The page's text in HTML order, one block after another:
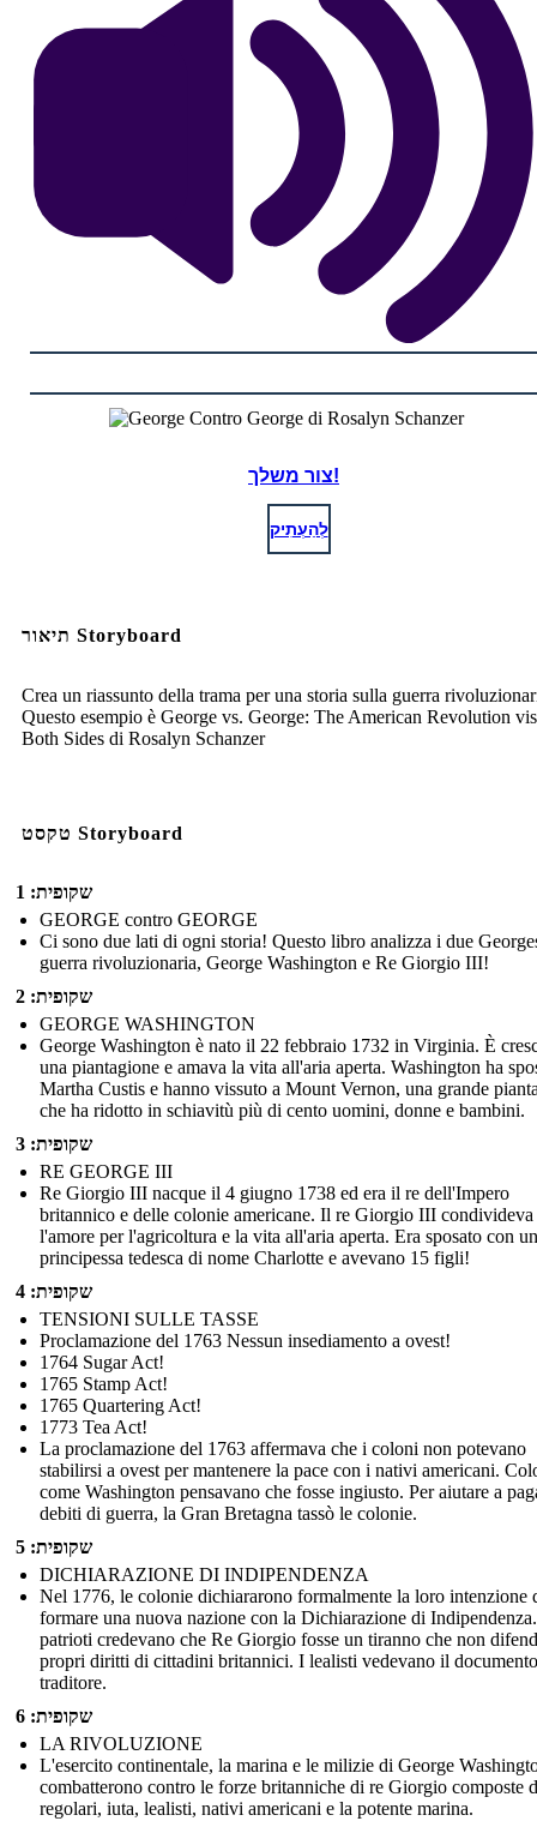
צור משלך!
לְהַעְתִיק
תיאור Storyboard
Crea un riassunto della trama per una storia sulla guerra
Questo esempio è George vs. George: The American Revolution
Both Sides di Rosalyn Schanzer
טקסט Storyboard
שקופית: 1
GEORGE contro GEORGE
Ci sono due lati di ogni storia! Questo libro analizza i due
guerra rivoluzionaria, George Washington e Re Giorgio III!
שקופית: 2
GEORGE WASHINGTON
George Washington è nato il 22 febbraio 1732 in Virginia. È
una piantagione e amava la vita all'aria aperta. Washington ha
Martha Custis e hanno vissuto a Mount Vernon, una grande
che ha ridotto in schiavitù più di cento uomini, donne e bambini.
שקופית: 3
RE GEORGE III
Re Giorgio III nacque il 4 giugno 1738 ed era il re dell'Impero
britannico e delle colonie americane. Il re Giorgio III condivideva
l'amore per l'agricoltura e la vita all'aria aperta. Era sposato con
principessa tedesca di nome Charlotte e avevano 15 figli!
שקופית: 4
TENSIONI SULLE TASSE
Proclamazione del 1763 Nessun insediamento a ovest!
1764 Sugar Act!
1765 Stamp Act!
1765 Quartering Act!
1773 Tea Act!
La proclamazione del 1763 affermava che i coloni non potevano
stabilirsi a ovest per mantenere la pace con i nativi americani.
come Washington pensavano che fosse ingiusto. Per aiutare a
debiti di guerra, la Gran Bretagna tassò le colonie.
שקופית: 5
DICHIARAZIONE DI INDIPENDENZA
Nel 1776, le colonie dichiararono formalmente la loro intenzione
formare una nuova nazione con la Dichiarazione di
patrioti credevano che Re Giorgio fosse un tiranno che non
propri diritti di cittadini britannici. I lealisti vedevano il
traditore.
שקופית: 6
LA RIVOLUZIONE
L'esercito continentale, la marina e le milizie di George
combatterono contro le forze britanniche di re Giorgio composte
regolari, iuta, lealisti, nativi americani e la potente marina.